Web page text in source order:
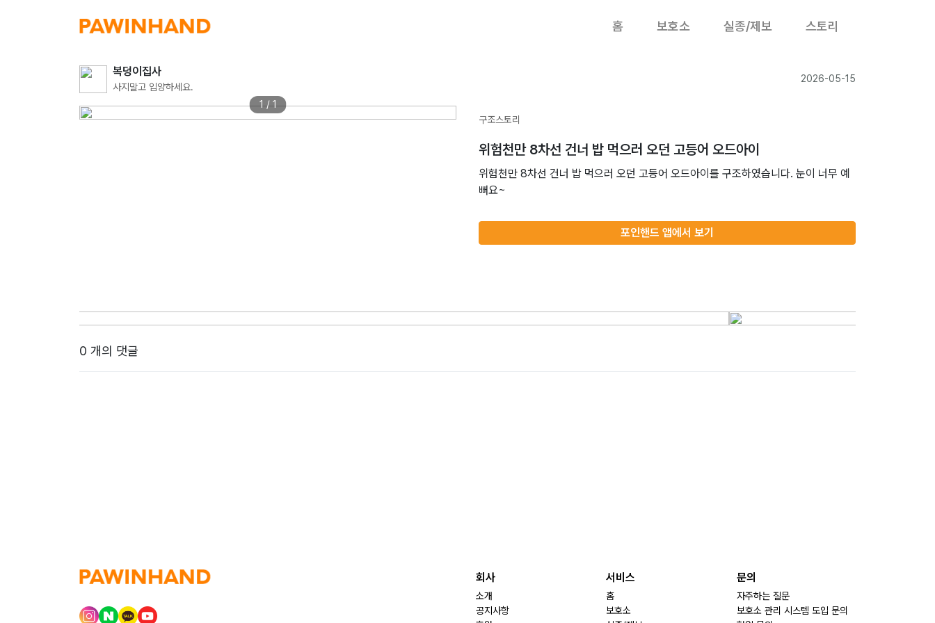
홈 보호소 실종/제보 스토리
복덩이집사
사지말고 입양하세요.
2026-05-15
1 / 1
구조스토리
위험천만 8차선 건너 밥 먹으러 오던 고등어 오드아이
위험천만 8차선 건너 밥 먹으러 오던 고등어 오드아이를 구조하였습니다. 눈이 너무 예
뻐요~
포인핸드 앱에서 보기
0 개의 댓글
회사
소개
공지사항
서비스
홈
보호소
문의
자주하는 질문
보호소 관리 시스템 도입 문의